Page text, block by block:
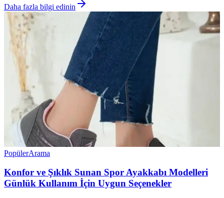
Daha fazla bilgi edinin
PopülerArama
Konfor ve Şıklık Sunan Spor Ayakkabı Modelleri
Günlük Kullanım İçin Uygun Seçenekler